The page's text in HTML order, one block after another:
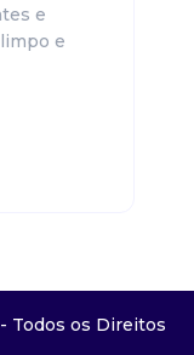
e
e
Todos os Direitos